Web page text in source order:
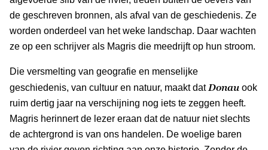
de geschreven bronnen, als afval van de geschiedenis. Ze
worden onderdeel van het weke landschap. Daar wachten
ze op een schrijver als Magris die meedrijft op hun stroom.
Die versmelting van geografie en menselijke
geschiedenis, van cultuur en natuur, maakt dat Donau ook
ruim dertig jaar na verschijning nog iets te zeggen heeft.
Magris herinnert de lezer eraan dat de natuur niet slechts
de achtergrond is van ons handelen. De woelige baren